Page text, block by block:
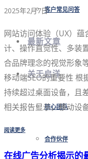
客户常见问答
最新文章
关于启洋
核心团队
合作伙伴
2025年2月7日
网站访问体验（UX）
计、操作直觉性、多装
合品牌理念的视觉形象
移动端SEO的重要性 根
持续超过桌面设备，且
相关报告显示，移动设
阅读更多
在线广告分析揭示的